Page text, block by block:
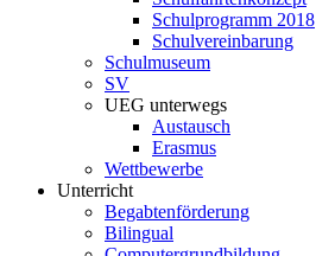
Schulprogramm 2018
Schulvereinbarung
Schulmuseum
SV
UEG unterwegs
Austausch
Erasmus
Wettbewerbe
Unterricht
Begabtenförderung
Bilingual